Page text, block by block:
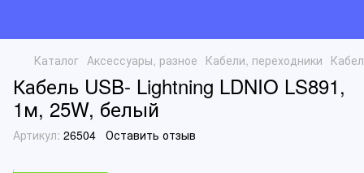
Каталог Аксессуары, разное Кабели, переходники
Кабель USB- Lightning LDNIO LS891,
1м, 25W, белый
Артикул: 26504 Оставить отзыв